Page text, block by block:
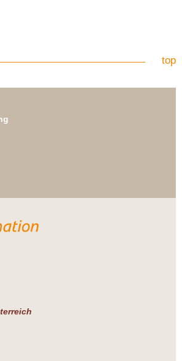
top